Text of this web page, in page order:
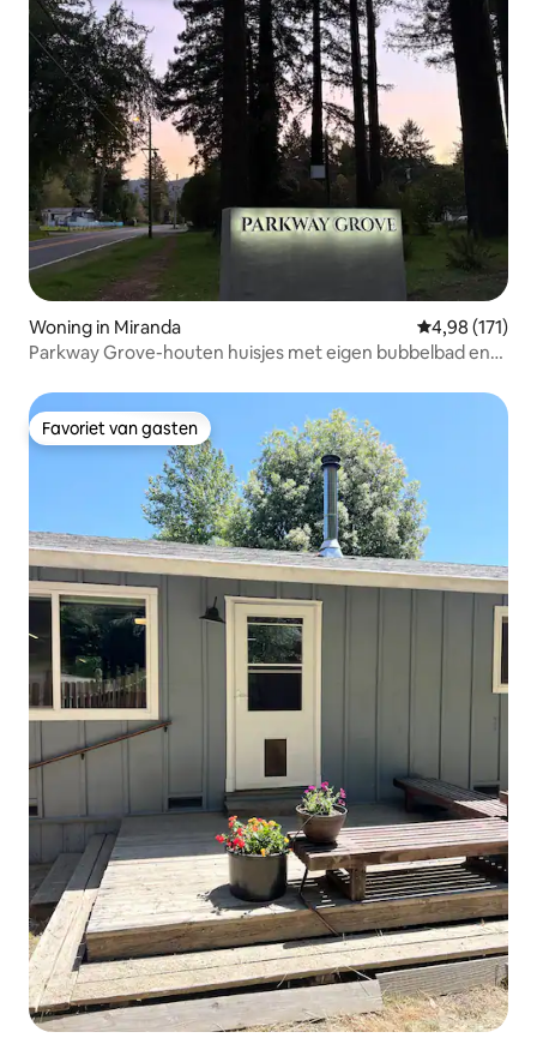
Woning in Miranda Gemiddelde
4,98 (171)
Parkway Grove-houten huisjes met eigen bubbelbad en
Favoriet van gasten
Favoriet van gasten